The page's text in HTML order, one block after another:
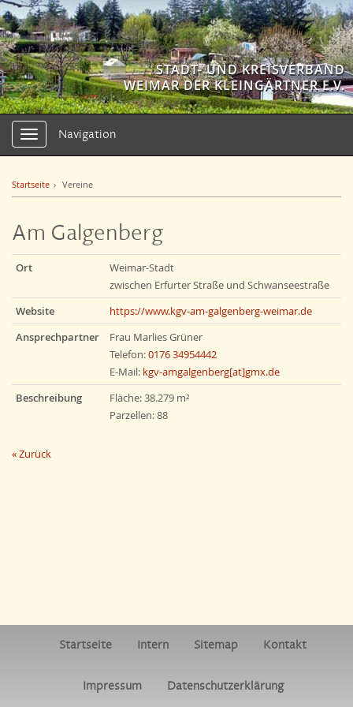
STADT- UND KREISVERBAND
WEIMAR DER KLEINGÄRTNER E.V.
Navigation
ein-/ausblenden
Navigation
Startseite Vereine
Am Galgenberg
Ort
Weimar-Stadt
zwischen Erfurter Straße und Schwanseestraße
Website
https://www.kgv-am-galgenberg-weimar.de
Ansprechpartner
Frau Marlies Grüner
Telefon:0176 34954442
E-Mail: kgv-amgalgenberg[at]gmx.de
Beschreibung
Fläche: 38.279 m²
Parzellen: 88
« Zurück
Startseite Intern Sitemap Kontakt
Impressum Datenschutzerklärung